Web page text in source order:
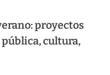
proyectos
cultura,